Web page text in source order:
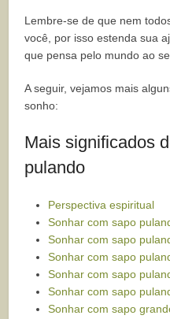
Lembre-se de que nem
você, por isso estenda sua
que pensa pelo mundo ao
A seguir, vejamos mais
sonho:
Mais significados
pulando
Perspectiva espiritual
Sonhar com sapo
Sonhar com sapo
Sonhar com sapo
Sonhar com sapo
Sonhar com sapo
Sonhar com sapo